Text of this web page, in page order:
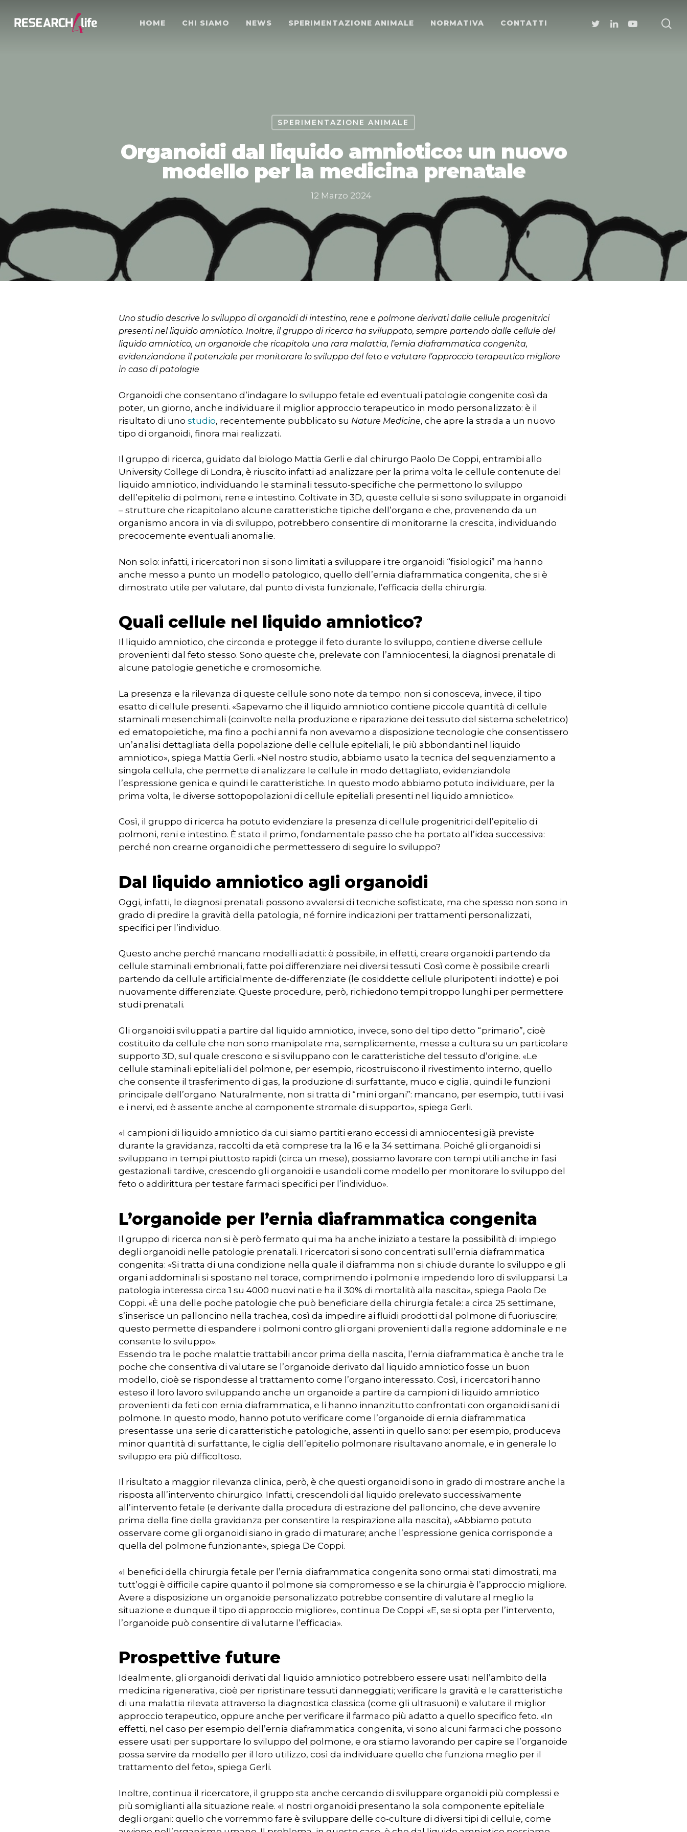
Premere INVIO per cercare o ESC per chiudere
HOME CHI SIAMO NEWS SPERIMENTAZIONE ANIMALE NORMATIVA CONTATTI
SPERIMENTAZIONE ANIMALE
Organoidi dal liquido amniotico: un nuovo
modello per la medicina prenatale
12 Marzo 2024
Uno studio descrive lo sviluppo di organoidi di intestino, rene e polmone derivati dalle cellule progenitrici
presenti nel liquido amniotico. Inoltre, il gruppo di ricerca ha sviluppato, sempre partendo dalle cellule del
liquido amniotico, un organoide che ricapitola una rara malattia, l’ernia diaframmatica congenita,
evidenziandone il potenziale per monitorare lo sviluppo del feto e valutare l’approccio terapeutico migliore
in caso di patologie
Organoidi che consentano d’indagare lo sviluppo fetale ed eventuali patologie congenite così da
poter, un giorno, anche individuare il miglior approccio terapeutico in modo personalizzato: è il
risultato di uno studio, recentemente pubblicato su Nature Medicine, che apre la strada a un nuovo
tipo di organoidi, finora mai realizzati.
Il gruppo di ricerca, guidato dal biologo Mattia Gerli e dal chirurgo Paolo De Coppi, entrambi allo
University College di Londra, è riuscito infatti ad analizzare per la prima volta le cellule contenute del
liquido amniotico, individuando le staminali tessuto-specifiche che permettono lo sviluppo
dell’epitelio di polmoni, rene e intestino. Coltivate in 3D, queste cellule si sono sviluppate in organoidi
– strutture che ricapitolano alcune caratteristiche tipiche dell’organo e che, provenendo da un
organismo ancora in via di sviluppo, potrebbero consentire di monitorarne la crescita, individuando
precocemente eventuali anomalie.
Non solo: infatti, i ricercatori non si sono limitati a sviluppare i tre organoidi “fisiologici” ma hanno
anche messo a punto un modello patologico, quello dell’ernia diaframmatica congenita, che si è
dimostrato utile per valutare, dal punto di vista funzionale, l’efficacia della chirurgia.
Quali cellule nel liquido amniotico?
Il liquido amniotico, che circonda e protegge il feto durante lo sviluppo, contiene diverse cellule
provenienti dal feto stesso. Sono queste che, prelevate con l’amniocentesi, la diagnosi prenatale di
alcune patologie genetiche e cromosomiche.
La presenza e la rilevanza di queste cellule sono note da tempo; non si conosceva, invece, il tipo
esatto di cellule presenti. «Sapevamo che il liquido amniotico contiene piccole quantità di cellule
staminali mesenchimali (coinvolte nella produzione e riparazione dei tessuto del sistema scheletrico)
ed ematopoietiche, ma fino a pochi anni fa non avevamo a disposizione tecnologie che consentissero
un’analisi dettagliata della popolazione delle cellule epiteliali, le più abbondanti nel liquido
amniotico», spiega Mattia Gerli. «Nel nostro studio, abbiamo usato la tecnica del sequenziamento a
singola cellula, che permette di analizzare le cellule in modo dettagliato, evidenziandole
l’espressione genica e quindi le caratteristiche. In questo modo abbiamo potuto individuare, per la
prima volta, le diverse sottopopolazioni di cellule epiteliali presenti nel liquido amniotico».
Così, il gruppo di ricerca ha potuto evidenziare la presenza di cellule progenitrici dell’epitelio di
polmoni, reni e intestino. È stato il primo, fondamentale passo che ha portato all’idea successiva:
perché non crearne organoidi che permettessero di seguire lo sviluppo?
Dal liquido amniotico agli organoidi
Oggi, infatti, le diagnosi prenatali possono avvalersi di tecniche sofisticate, ma che spesso non sono in
grado di predire la gravità della patologia, né fornire indicazioni per trattamenti personalizzati,
specifici per l’individuo.
Questo anche perché mancano modelli adatti: è possibile, in effetti, creare organoidi partendo da
cellule staminali embrionali, fatte poi differenziare nei diversi tessuti. Così come è possibile crearli
partendo da cellule artificialmente de-differenziate (le cosiddette cellule pluripotenti indotte) e poi
nuovamente differenziate. Queste procedure, però, richiedono tempi troppo lunghi per permettere
studi prenatali.
Gli organoidi sviluppati a partire dal liquido amniotico, invece, sono del tipo detto “primario”, cioè
costituito da cellule che non sono manipolate ma, semplicemente, messe a cultura su un particolare
supporto 3D, sul quale crescono e si sviluppano con le caratteristiche del tessuto d’origine. «Le
cellule staminali epiteliali del polmone, per esempio, ricostruiscono il rivestimento interno, quello
che consente il trasferimento di gas, la produzione di surfattante, muco e ciglia, quindi le funzioni
principale dell’organo. Naturalmente, non si tratta di “mini organi”: mancano, per esempio, tutti i vasi
e i nervi, ed è assente anche al componente stromale di supporto», spiega Gerli.
«I campioni di liquido amniotico da cui siamo partiti erano eccessi di amniocentesi già previste
durante la gravidanza, raccolti da età comprese tra la 16 e la 34 settimana. Poiché gli organoidi si
sviluppano in tempi piuttosto rapidi (circa un mese), possiamo lavorare con tempi utili anche in fasi
gestazionali tardive, crescendo gli organoidi e usandoli come modello per monitorare lo sviluppo del
feto o addirittura per testare farmaci specifici per l’individuo».
L’organoide per l’ernia diaframmatica congenita
Il gruppo di ricerca non si è però fermato qui ma ha anche iniziato a testare la possibilità di impiego
degli organoidi nelle patologie prenatali. I ricercatori si sono concentrati sull’ernia diaframmatica
congenita: «Si tratta di una condizione nella quale il diaframma non si chiude durante lo sviluppo e gli
organi addominali si spostano nel torace, comprimendo i polmoni e impedendo loro di svilupparsi. La
patologia interessa circa 1 su 4000 nuovi nati e ha il 30% di mortalità alla nascita», spiega Paolo De
Coppi. «È una delle poche patologie che può beneficiare della chirurgia fetale: a circa 25 settimane,
s’inserisce un palloncino nella trachea, così da impedire ai fluidi prodotti dal polmone di fuoriuscire;
questo permette di espandere i polmoni contro gli organi provenienti dalla regione addominale e ne
consente lo sviluppo».
Essendo tra le poche malattie trattabili ancor prima della nascita, l’ernia diaframmatica è anche tra le
poche che consentiva di valutare se l’organoide derivato dal liquido amniotico fosse un buon
modello, cioè se rispondesse al trattamento come l’organo interessato. Così, i ricercatori hanno
esteso il loro lavoro sviluppando anche un organoide a partire da campioni di liquido amniotico
provenienti da feti con ernia diaframmatica, e li hanno innanzitutto confrontati con organoidi sani di
polmone. In questo modo, hanno potuto verificare come l’organoide di ernia diaframmatica
presentasse una serie di caratteristiche patologiche, assenti in quello sano: per esempio, produceva
minor quantità di surfattante, le ciglia dell’epitelio polmonare risultavano anomale, e in generale lo
sviluppo era più difficoltoso.
Il risultato a maggior rilevanza clinica, però, è che questi organoidi sono in grado di mostrare anche la
risposta all’intervento chirurgico. Infatti, crescendoli dal liquido prelevato successivamente
all’intervento fetale (e derivante dalla procedura di estrazione del palloncino, che deve avvenire
prima della fine della gravidanza per consentire la respirazione alla nascita), «Abbiamo potuto
osservare come gli organoidi siano in grado di maturare; anche l’espressione genica corrisponde a
quella del polmone funzionante», spiega De Coppi.
«I benefici della chirurgia fetale per l’ernia diaframmatica congenita sono ormai stati dimostrati, ma
tutt’oggi è difficile capire quanto il polmone sia compromesso e se la chirurgia è l’approccio migliore.
Avere a disposizione un organoide personalizzato potrebbe consentire di valutare al meglio la
situazione e dunque il tipo di approccio migliore», continua De Coppi. «E, se si opta per l’intervento,
l’organoide può consentire di valutarne l’efficacia».
Prospettive future
Idealmente, gli organoidi derivati dal liquido amniotico potrebbero essere usati nell’ambito della
medicina rigenerativa, cioè per ripristinare tessuti danneggiati; verificare la gravità e le caratteristiche
di una malattia rilevata attraverso la diagnostica classica (come gli ultrasuoni) e valutare il miglior
approccio terapeutico, oppure anche per verificare il farmaco più adatto a quello specifico feto. «In
effetti, nel caso per esempio dell’ernia diaframmatica congenita, vi sono alcuni farmaci che possono
essere usati per supportare lo sviluppo del polmone, e ora stiamo lavorando per capire se l’organoide
possa servire da modello per il loro utilizzo, così da individuare quello che funziona meglio per il
trattamento del feto», spiega Gerli.
Inoltre, continua il ricercatore, il gruppo sta anche cercando di sviluppare organoidi più complessi e
più somiglianti alla situazione reale. «I nostri organoidi presentano la sola componente epiteliale
degli organi: quello che vorremmo fare è sviluppare delle co-culture di diversi tipi di cellule, come